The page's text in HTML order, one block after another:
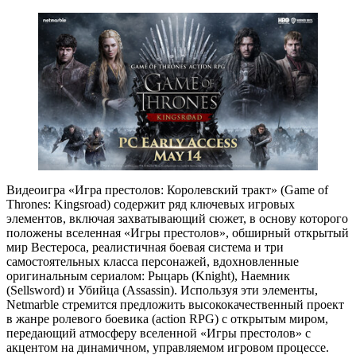
Видеоигра «Игра престолов: Королевский тракт» (Game of
Thrones: Kingsroad) содержит ряд ключевых игровых
элементов, включая захватывающий сюжет, в основу которого
положены вселенная «Игры престолов», обширный открытый
мир Вестероса, реалистичная боевая система и три
самостоятельных класса персонажей, вдохновленные
оригинальным сериалом: Рыцарь (Knight), Наемник
(Sellsword) и Убийца (Assassin). Используя эти элементы,
Netmarble стремится предложить высококачественный проект
в жанре ролевого боевика (action RPG) с открытым миром,
передающий атмосферу вселенной «Игры престолов» с
акцентом на динамичном, управляемом игровом процессе.